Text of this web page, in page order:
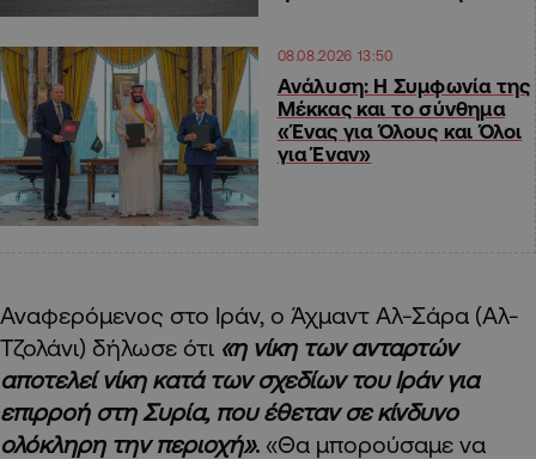
08.08.2026 13:50
Ανάλυση: Η Συμφωνία της
Μέκκας και το σύνθημα
«Ένας για Όλους και Όλοι
για Έναν»
Αναφερόμενος στο Ιράν, ο Άχμαντ Αλ-Σάρα (Αλ-
Τζολάνι) δήλωσε ότι «η νίκη των ανταρτών
αποτελεί νίκη κατά των σχεδίων του Ιράν για
επιρροή στη Συρία, που έθεταν σε κίνδυνο
ολόκληρη την περιοχή». «Θα μπορούσαμε να